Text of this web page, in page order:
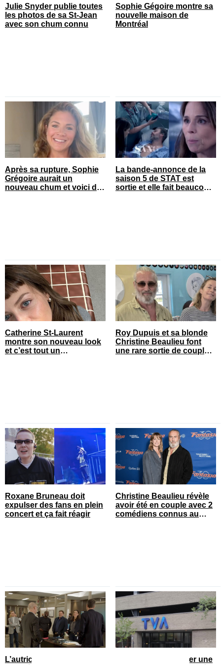
Julie Snyder publie toutes
les photos de sa St-Jean
avec son chum connu
Sophie Gégoire montre sa
nouvelle maison de
Montréal
Après sa rupture, Sophie
Grégoire aurait un
nouveau chum et voici de
La bande-annonce de la
saison 5 de STAT est
sortie et elle fait beaucoup
Catherine St-Laurent
montre son nouveau look
et c’est tout un
Roy Dupuis et sa blonde
Christine Beaulieu font
une rare sortie de couple
Roxane Bruneau doit
expulser des fans en plein
concert et ça fait réagir
Christine Beaulieu révèle
avoir été en couple avec 2
comédiens connus au
L’autrice d’Antigang fait
TVA vient d’annoncer une